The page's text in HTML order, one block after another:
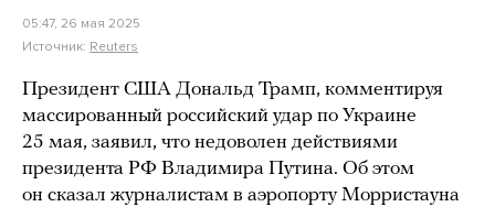
05:47, 26 мая 2025
Источник: Reuters
Президент США Дональд Трамп, комментируя
массированный российский удар по Украине
25 мая, заявил, что недоволен действиями
президента РФ Владимира Путина. Об этом
он сказал журналистам в аэропорту Морристауна